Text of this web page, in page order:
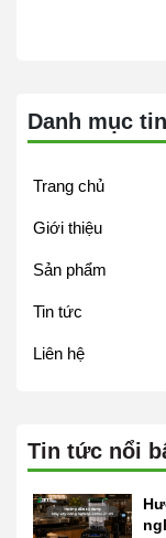
Danh mục
Trang chủ
Giới thiệu
Sản phẩm
Tin tức
Liên hệ
Tin tức nổi